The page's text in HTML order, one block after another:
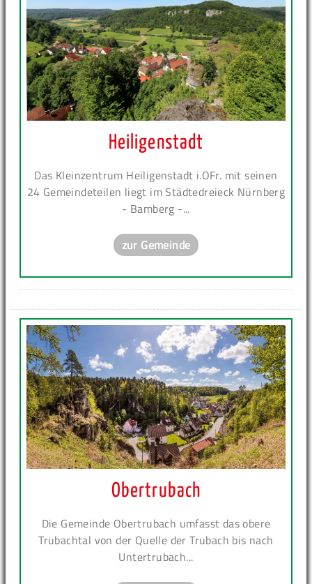
Heiligenstadt
Das Kleinzentrum Heiligenstadt i.OFr. mit seinen
24 Gemeindeteilen liegt im Städtedreieck Nürnberg
- Bamberg -...
zur Gemeinde
Obertrubach
Die Gemeinde Obertrubach umfasst das obere
Trubachtal von der Quelle der Trubach bis nach
Untertrubach...